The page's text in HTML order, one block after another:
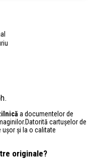
a documentelor de
cartușelor de
și la o calitate
originale?